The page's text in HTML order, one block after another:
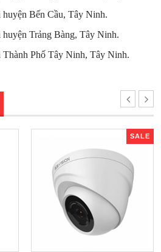
huyện Bến Cầu, Tây Ninh.
huyện Trảng Bàng, Tây Ninh.
Thành Phố Tây Ninh, Tây Ninh.
SALE